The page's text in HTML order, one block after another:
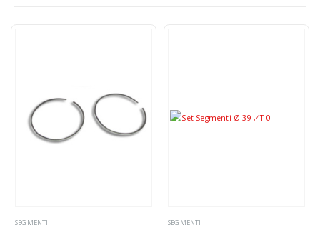
SEGMENTI SEGMENTI